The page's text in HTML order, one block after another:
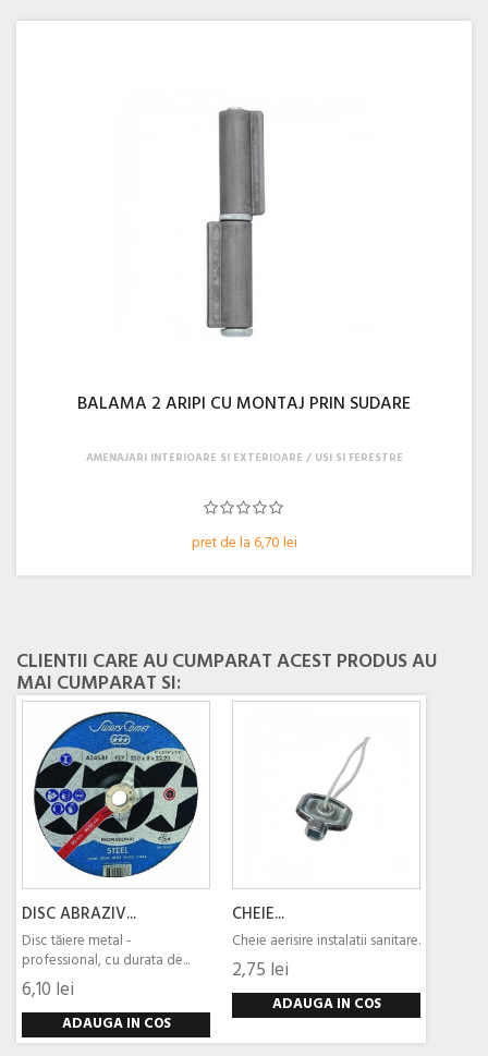
BALAMA 2 ARIPI CU MONTAJ PRIN SUDARE
pret de la 6,70 lei
AMENAJARI INTERIOARE SI EXTERIOARE USI SI FERESTRE
CLIENTII CARE AU CUMPARAT ACEST PRODUS AU
MAI CUMPARAT SI:
DISC ABRAZIV...
Disc tăiere metal ‑
professional, cu durata de...
6,10 lei
ADAUGA IN COS
CHEIE...
Cheie aerisire instalatii sanitare.
2,75 lei
ADAUGA IN COS